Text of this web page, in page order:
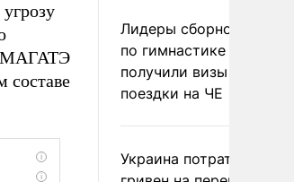
МАГАТЭ
составе
Лидеры сборной
по гимнастике не
получили визы для
поездки на ЧЕ
Украина потратила 1